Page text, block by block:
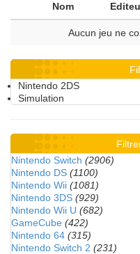
Nom
Aucun jeu ne
Nintendo 2DS
Simulation
Nintendo Switch (2906)
Nintendo DS (1100)
Nintendo Wii (1081)
Nintendo 3DS (929)
Nintendo Wii U (682)
GameCube (422)
Nintendo 64 (315)
Nintendo Switch 2 (231)